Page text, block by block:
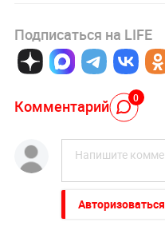
Подписаться на LIFE
Комментарий 0
Авторизоваться